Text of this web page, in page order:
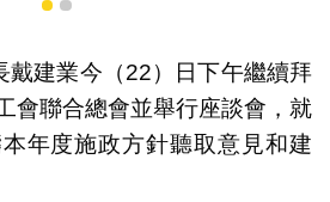
1 2
戴建業今（22）日下午繼續拜
會聯合總會並舉行座談會，就
年度施政方針聽取意見和建